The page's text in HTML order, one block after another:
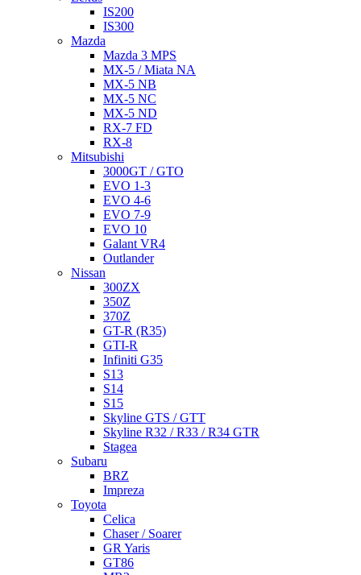
IS200
IS300
Mazda
Mazda 3 MPS
MX-5 / Miata NA
MX-5 NB
MX-5 NC
MX-5 ND
RX-7 FD
RX-8
Mitsubishi
3000GT / GTO
EVO 1-3
EVO 4-6
EVO 7-9
EVO 10
Galant VR4
Outlander
Nissan
300ZX
350Z
370Z
GT-R (R35)
GTI-R
Infiniti G35
S13
S14
S15
Skyline GTS / GTT
Skyline R32 / R33 / R34 GTR
Stagea
Subaru
BRZ
Impreza
Toyota
Celica
Chaser / Soarer
GR Yaris
GT86